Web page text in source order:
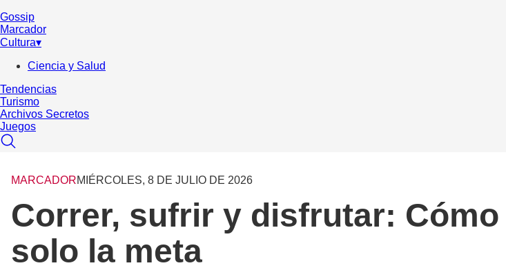
Gossip
Marcador
Cultura▾
Ciencia y Salud
Tendencias
Turismo
Archivos Secretos
Juegos
MARCADORMIÉRCOLES, 8 DE JULIO DE 2026
Correr, sufrir y disfrutar:
solo la meta